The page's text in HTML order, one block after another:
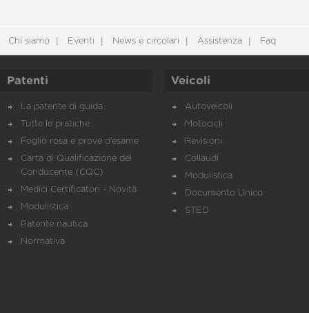
Chi siamo Eventi News e circolari Assistenza Faq
Patenti
La patente di guida
Tutte le pratiche
Foglio rosa e prove d’esame
Carta di Qualificazione del
Conducente (CQC)
Medici Certificatori - Novità
Modulistica
Patente nautica
Normativa
Veicoli
Autoveicoli
Motocicli
Revisioni
Collaudi
Modulistica
Documento Unico
STED